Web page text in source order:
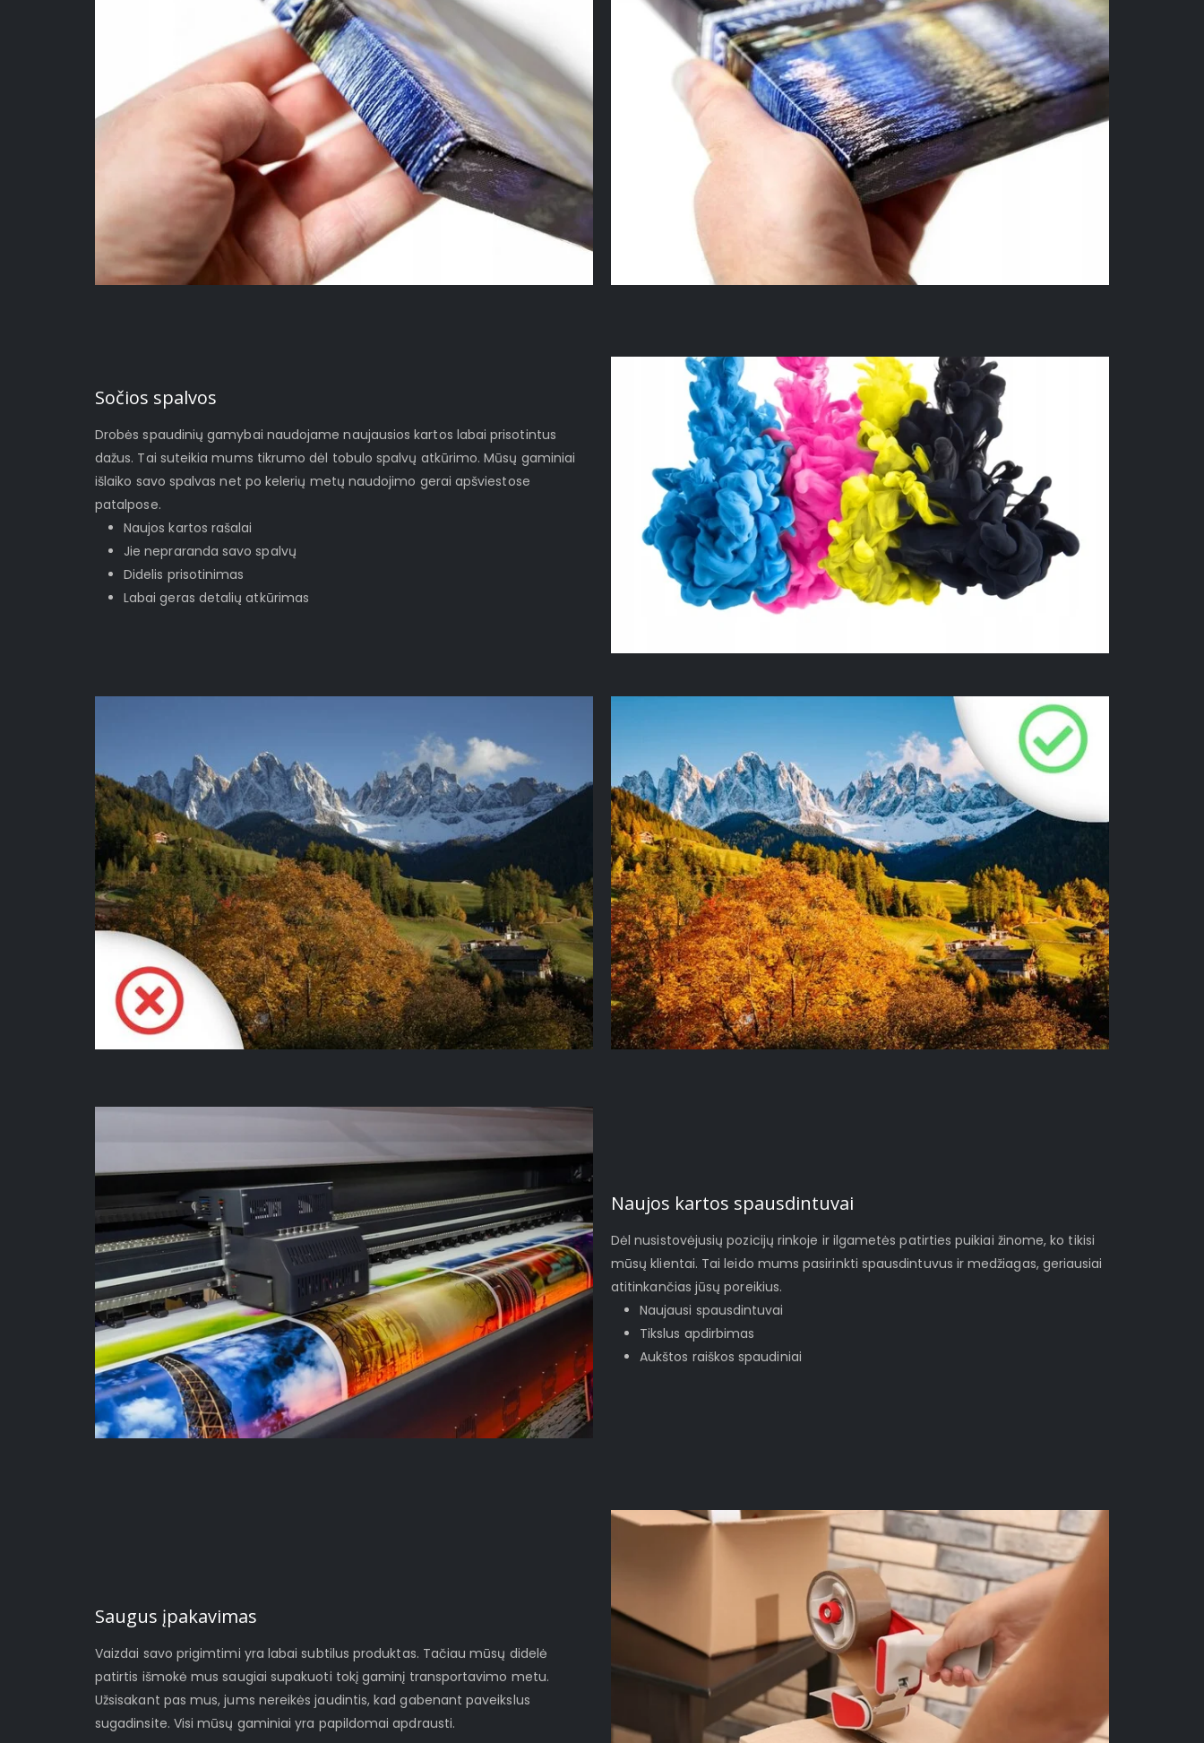
Sočios spalvos
Drobės spaudinių gamybai naudojame naujausios kartos labai prisotintus
dažus. Tai suteikia mums tikrumo dėl tobulo spalvų atkūrimo. Mūsų gaminiai
išlaiko savo spalvas net po kelerių metų naudojimo gerai apšviestose
patalpose.
Naujos kartos rašalai
Jie nepraranda savo spalvų
Didelis prisotinimas
Labai geras detalių atkūrimas
Naujos kartos spausdintuvai
Dėl nusistovėjusių pozicijų rinkoje ir ilgametės patirties puikiai žinome, ko tikisi
mūsų klientai. Tai leido mums pasirinkti spausdintuvus ir medžiagas, geriausiai
atitinkančias jūsų poreikius.
Naujausi spausdintuvai
Tikslus apdirbimas
Aukštos raiškos spaudiniai
Saugus įpakavimas
Vaizdai savo prigimtimi yra labai subtilus produktas. Tačiau mūsų didelė
patirtis išmokė mus saugiai supakuoti tokį gaminį transportavimo metu.
Užsisakant pas mus, jums nereikės jaudintis, kad gabenant paveikslus
sugadinsite. Visi mūsų gaminiai yra papildomai apdrausti.